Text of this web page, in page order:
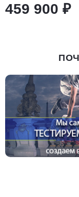
459 900 ₽